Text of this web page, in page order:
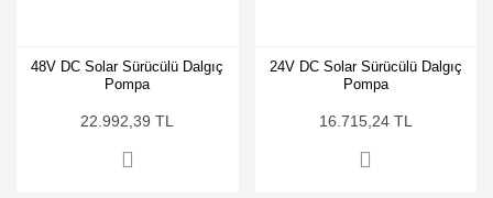
48V DC Solar Sürücülü Dalgıç
Pompa
22.992,39 TL
24V DC Solar Sürücülü Dalgıç
Pompa
16.715,24 TL